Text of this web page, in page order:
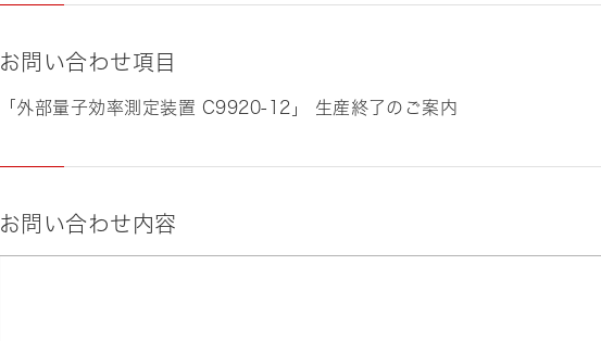
お問い合わせ項目
「外部量子効率測定装置 C9920-12」 生産終了のご案内
お問い合わせ内容